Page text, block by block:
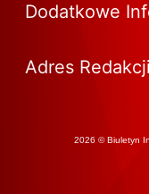
Dodatkowe
Adres
2026 © Biuletyn